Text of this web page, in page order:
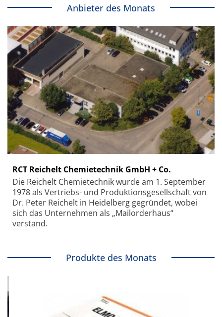
Anbieter des Monats
RCT Reichelt Chemietechnik GmbH + Co.
Die Reichelt Chemietechnik wurde am 1. September
1978 als Vertriebs- und Produktionsgesellschaft von
Dr. Peter Reichelt in Heidelberg gegründet, wobei
sich das Unternehmen als „Mailorderhaus“
verstand.
Produkte des Monats